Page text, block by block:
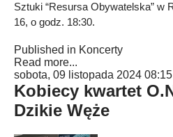
Sztuki “Resursa Obywatelska” w
16, o godz. 18:30.
Published in Koncerty
Read more...
sobota, 09 listopada 2024 08:15
Kobiecy kwartet
Dzikie Węże